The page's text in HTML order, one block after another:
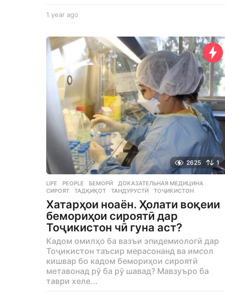
1 year ago
a
o
2625 1
LIFE ,PEOPLE БЕМОРӢ ,ДОКАЗАТЕЛЬНАЯ МЕДИЦИНА
СИРОЯТ
,ТАДҚИҚОТ ,ТАНДУРУСТӢ ,ТОҶИКИСТОН
Хатарҳои ноаён. Ҳолати воқеии
бемориҳои сироятӣ дар
Тоҷикистон чӣ гуна аст?
Кадом омилҳо ба вазъи эпидемиологӣ дар
Тоҷикистон таъсир мерасонанд ва имсол
кишвар бо кадом бемориҳои сироятӣ
метавонад рӯ ба рӯ шавад? Мавзуъро ба
таври хеле...